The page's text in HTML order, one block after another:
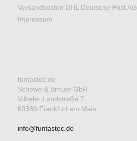
Versandkosten DHL Deutsche Post AG
Impressum
funtastec.de
Schewe & Breuer GbR
Vilbeler Landstraße 7
60386 Frankfurt am Main
info@funtastec.de